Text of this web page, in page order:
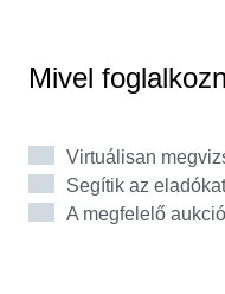
jazz- és blues-
szerzője különféle a
Andrew a
tapasztalatát hozta a
élvezi, hogy hasonló
Mivel
Virtuálisan
Segítik az
A megfelelő